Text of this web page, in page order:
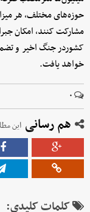
حوزه‌های مختلف، هر
مشارکت کنند، امکان
کشوردر جنگ اخیر و
خواهد یافت.
۰
هم رسانی این
کلمات کلیدی: